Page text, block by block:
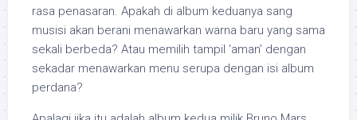
rasa penasaran. Apakah di album keduanya sang
musisi akan berani menawarkan warna baru yang sama
sekali berbeda? Atau memilih tampil ‘aman’ dengan
sekadar menawarkan menu serupa dengan isi album
perdana?